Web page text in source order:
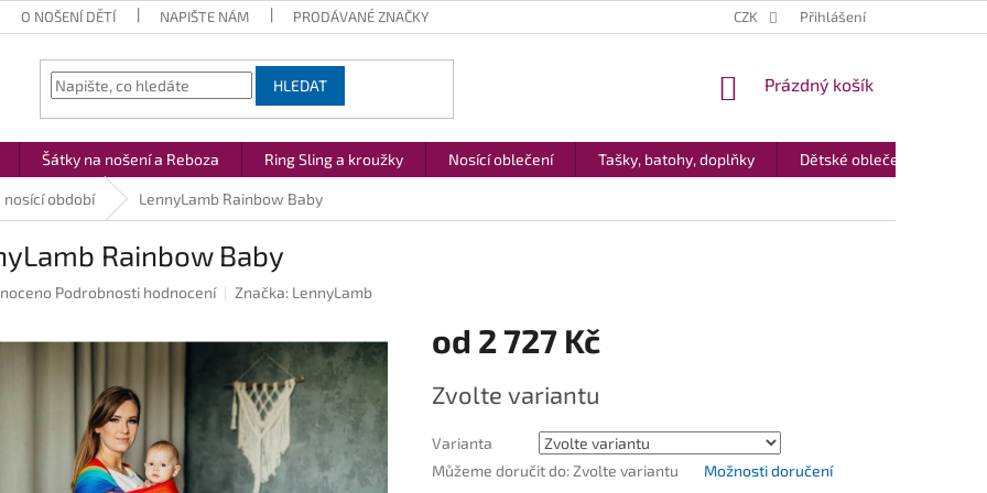
O NOŠENÍ DĚTÍ NAPIŠTE NÁM PRODÁVANÉ ZNAČKY CZK Přihlášení
HLEDAT
NÁKUPNÍ
Prázdný košík
Šátky na nošení a Reboza Ring Sling a kroužky Nosící oblečení Tašky, batohy, doplňky Dětské oblečení
nosící období LennyLamb Rainbow Baby
Rainbow Baby
Podrobnosti hodnocení Značka: LennyLamb
od 2 727 Kč
cena:
Zvolte variantu
Varianta
Můžeme doručit do: Zvolte variantu Možnosti doručení